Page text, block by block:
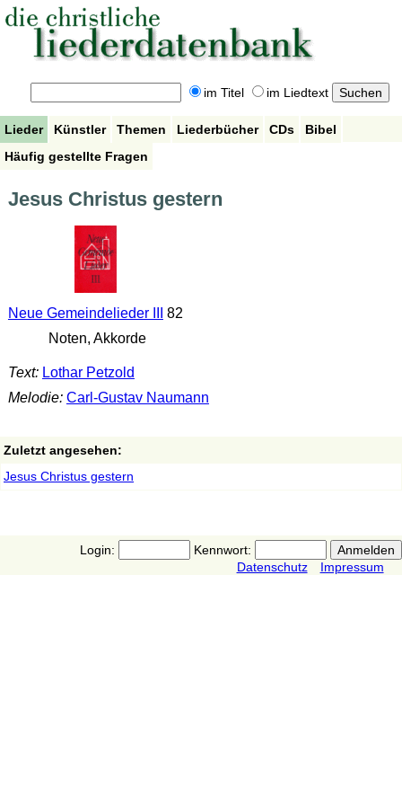
im Titel im Liedtext
Lieder Künstler Themen Liederbücher CDs
Bibel
Häufig gestellte Fragen
Jesus Christus gestern
Neue Gemeindelieder III
82
Noten, Akkorde
Text: Lothar Petzold
Melodie: Carl-Gustav Naumann
Zuletzt angesehen:
Jesus Christus gestern
Login:
Kennwort:
Datenschutz
Impressum